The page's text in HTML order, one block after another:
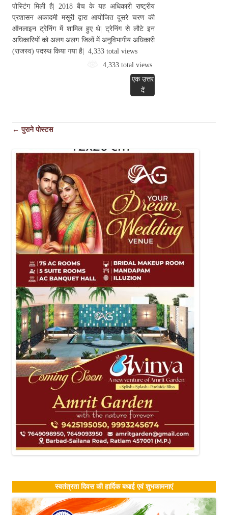
पोस्टिंग मिली है| 2018 बैच के यह अधिकारी राष्ट्रीय
प्रशासन अकादमी मसूरी द्वारा आयोजित दूसरे चरण की
ऑनलाइन ट्रेनिंग में शामिल हुए थे| ट्रेनिंग से लौटे इन
अधिकारियों को अलग अलग जिलों में अनुविभागीय अधिकारी
(राजस्व) पदस्थ किया गया है| 4,333 total views
4,333 total views
एक उत्तर
दें
पोस्ट
← पुराने पोस्टस
स्वतंत्रता दिवस की हार्दिक बधाई एवं शुभकामनाएं